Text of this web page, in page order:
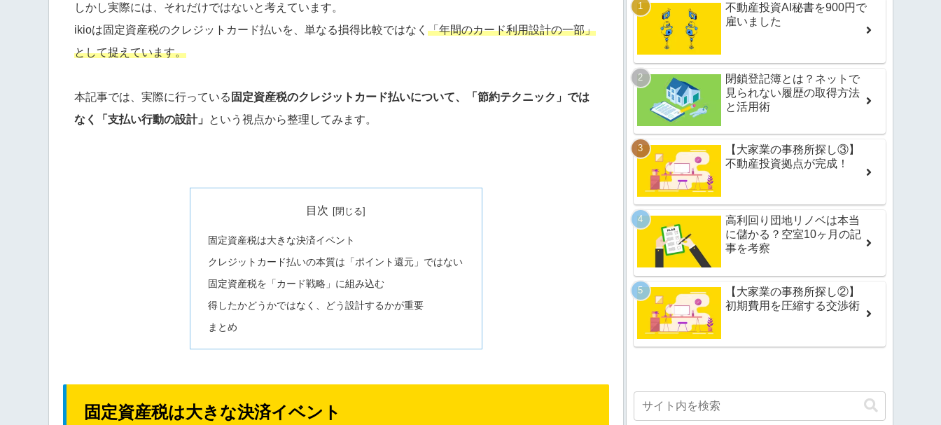
しかし実際には、それだけではないと考えています。
ikioは固定資産税のクレジットカード払いを、単なる損得比較ではなく 「年間のカード利用設計の一部」
として捉えています。
本記事では、実際に行っている 固定資産税のクレジットカード払いについて、「節約テクニック」では
なく「支払い行動の設計」
という視点から整理してみます。
目次
固定資産税は大きな決済イベント
クレジットカード払いの本質は「ポイント還元」ではない
固定資産税を「カード戦略」に組み込む
得したかどうかではなく、どう設計するかが重要
まとめ
固定資産税は大きな決済イベント
不動産投資AI秘書を900円で
雇いました
閉鎖登記簿とは？ネットで
見られない履歴の取得方法
と活用術
【大家業の事務所探し③】
不動産投資拠点が完成！
高利回り団地リノベは本当
に儲かる？空室10ヶ月の記
事を考察
【大家業の事務所探し②】
初期費用を圧縮する交渉術